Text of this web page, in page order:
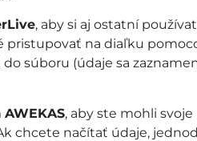
, aby si aj ostatní
pristupovať na diaľku
súboru (údaje sa
AWEKAS, aby ste mohli svoje
chcete načítať údaje,